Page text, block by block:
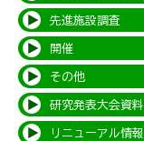
先進施設調査
開催
その他
研究発表大会資料
リニューアル情報